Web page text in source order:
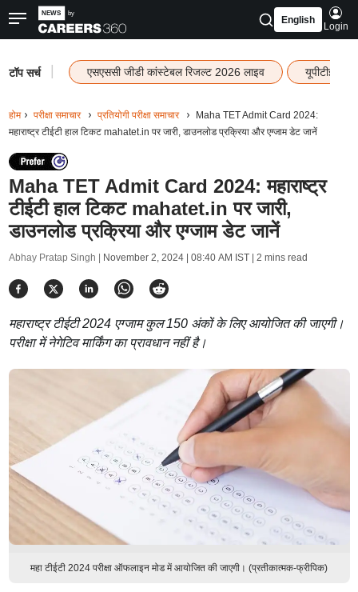
English
Login
टॉप सर्च एसएससी जीडी कांस्टेबल रिजल्ट 2026 लाइव यूपीटीईटी
होम परीक्षा समाचार प्रतियोगी परीक्षा समाचार
Maha TET Admit Card 2024:
महाराष्ट्र टीईटी हाल टिकट mahatet.in पर जारी, डाउनलोड प्रक्रिया और एग्जाम डेट जानें
Maha TET Admit Card 2024: महाराष्ट्र
टीईटी हाल टिकट mahatet.in पर जारी,
डाउनलोड प्रक्रिया और एग्जाम डेट जानें
Abhay Pratap Singh | November 2, 2024 | 08:40 AM IST| 2 mins read
महाराष्ट्र टीईटी 2024 एग्जाम कुल 150 अंकों के लिए आयोजित की जाएगी।
परीक्षा में नेगेटिव मार्किंग का प्रावधान नहीं है।
महा टीईटी 2024 परीक्षा ऑफलाइन मोड में आयोजित की जाएगी। (प्रतीकात्मक-फ्रीपिक)